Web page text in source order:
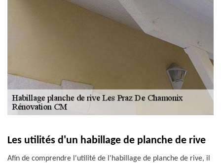
Les utilités d'un habillage de planche de rive
Afin de comprendre l'utilité de l'habillage de planche de rive, il